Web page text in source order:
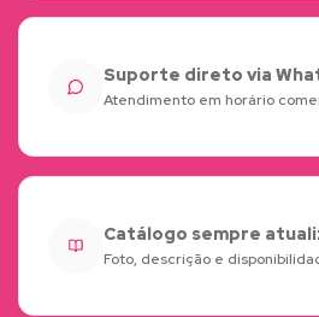
Suporte direto via
Atendimento em horário
Catálogo sempre
Foto, descrição e